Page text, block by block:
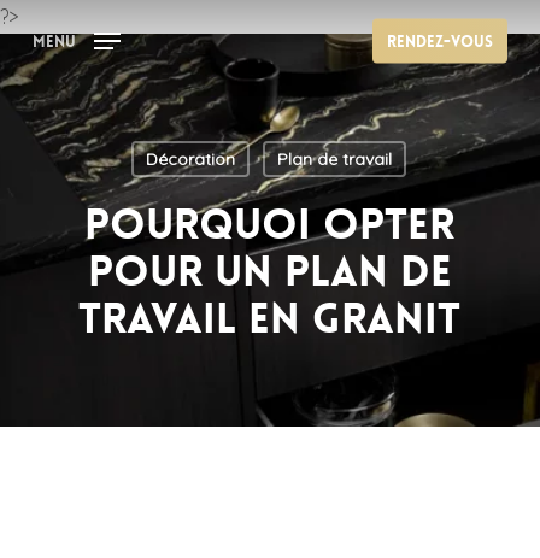
?>
Skip
main
content
Rendez-vous
Menu
Décoration Plan de travail
Pourquoi opter
pour un plan de
travail en granit